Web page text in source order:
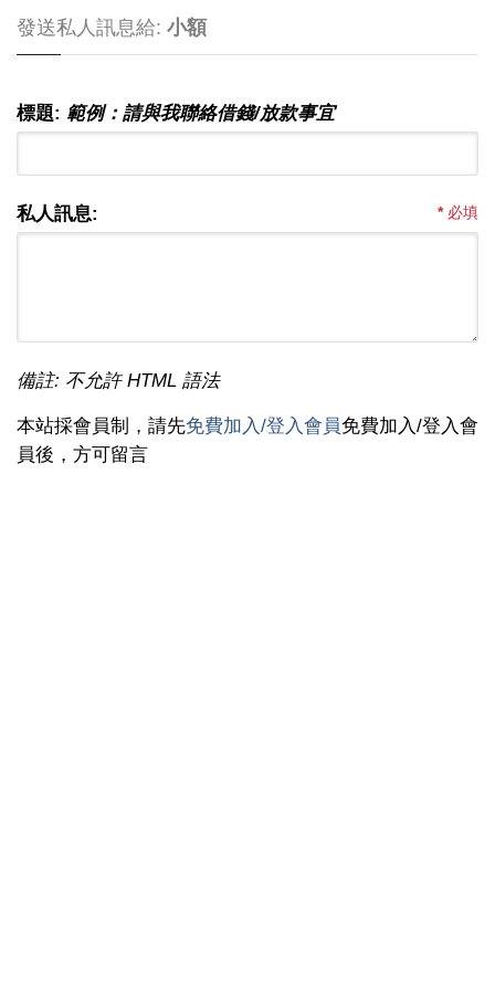
發送私人訊息給: 小額
標題: 範例：請與我聯絡借錢/放款事宜
*必填
私人訊息:
備註: 不允許 HTML 語法
本站採會員制，請先免費加入/登入會員免費加入/登入會
員後，方可留言